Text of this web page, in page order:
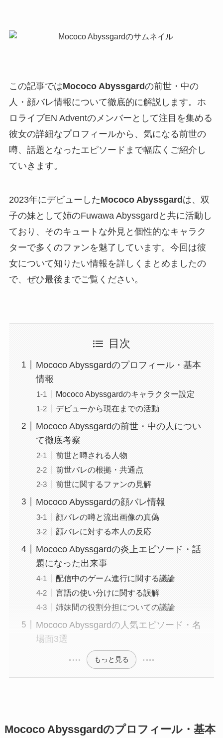
この記事ではMococo Abyssgardの前世・中の
人・顔バレ情報について徹底的に解説します。ホ
ロライブEN Adventのメンバーとして注目を集める
彼女の詳細なプロフィールから、気になる前世の
噂、話題となったエピソードまで幅広くご紹介し
ていきます。
2023年にデビューしたMococo Abyssgard は、双
子の妹として姉のFuwawa Abyssgardと共に活動し
ており、そのキュートな外見と個性的なキャラク
ターで多くのファンを魅了しています。今回は彼
女について知りたい情報を詳しくまとめましたの
で、ぜひ最後までご覧ください。
目次
Mococo Abyssgardのプロフィール・基本
情報
Mococo Abyssgardのキャラクター設定
デビューから現在までの活動
Mococo Abyssgardの前世・中の人につい
て徹底考察
前世と噂される人物
前世バレの根拠・共通点
前世に関するファンの見解
Mococo Abyssgardの顔バレ情報
顔バレの噂と流出画像の真偽
顔バレに対する本人の反応
Mococo Abyssgardの炎上エピソード・話
題になった出来事
配信中のゲーム進行に関する議論
言語の使い分けに関する誤解
姉妹間の役割分担についての議論
Mococo Abyssgardの人気エピソード・名
場面3選
もっと見る
Mococo Abyssgardのプロフィール・基本